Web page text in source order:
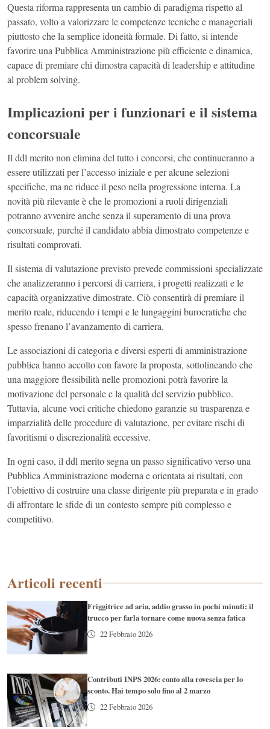
Questa riforma rappresenta un cambio di paradigma rispetto al
passato, volto a valorizzare le competenze tecniche e manageriali
piuttosto che la semplice idoneità formale. Di fatto, si intende
favorire una Pubblica Amministrazione più efficiente e dinamica,
capace di premiare chi dimostra capacità di leadership e attitudine
al problem solving.
Implicazioni per i funzionari e il sistema
concorsuale
Il ddl merito non elimina del tutto i concorsi, che continueranno a
essere utilizzati per l’accesso iniziale e per alcune selezioni
specifiche, ma ne riduce il peso nella progressione interna. La
novità più rilevante è che le promozioni a ruoli dirigenziali
potranno avvenire anche senza il superamento di una prova
concorsuale, purché il candidato abbia dimostrato competenze e
risultati comprovati.
Il sistema di valutazione previsto prevede commissioni specializzate
che analizzeranno i percorsi di carriera, i progetti realizzati e le
capacità organizzative dimostrate. Ciò consentirà di premiare il
merito reale, riducendo i tempi e le lungaggini burocratiche che
spesso frenano l’avanzamento di carriera.
Le associazioni di categoria e diversi esperti di amministrazione
pubblica hanno accolto con favore la proposta, sottolineando che
una maggiore flessibilità nelle promozioni potrà favorire la
motivazione del personale e la qualità del servizio pubblico.
Tuttavia, alcune voci critiche chiedono garanzie su trasparenza e
imparzialità delle procedure di valutazione, per evitare rischi di
favoritismi o discrezionalità eccessive.
In ogni caso, il ddl merito segna un passo significativo verso una
Pubblica Amministrazione moderna e orientata ai risultati, con
l’obiettivo di costruire una classe dirigente più preparata e in grado
di affrontare le sfide di un contesto sempre più complesso e
competitivo.
Articoli recenti
Friggitrice ad aria, addio grasso in pochi minuti: il
trucco per farla tornare come nuova senza fatica
22 Febbraio 2026
Contributi INPS 2026: conto alla rovescia per lo
sconto. Hai tempo solo fino al 2 marzo
22 Febbraio 2026